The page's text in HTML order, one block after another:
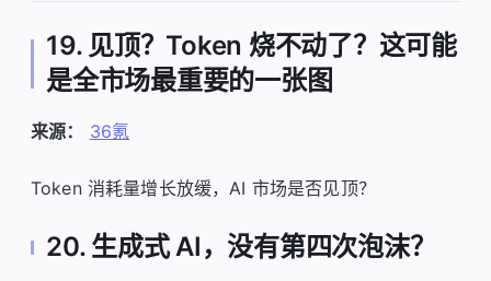
19. 见顶？Token 烧不动了？这可能
是全市场最重要的一张图
来源： 36氪
Token 消耗量增长放缓，AI 市场是否见顶？
20. 生成式 AI，没有第四次泡沫？